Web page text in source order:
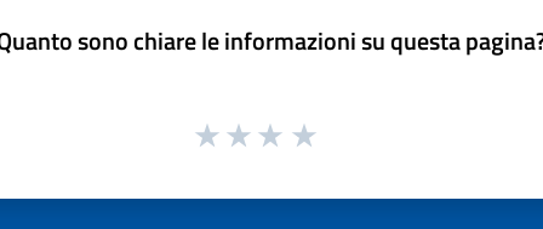
sono chiare le informazioni su questa